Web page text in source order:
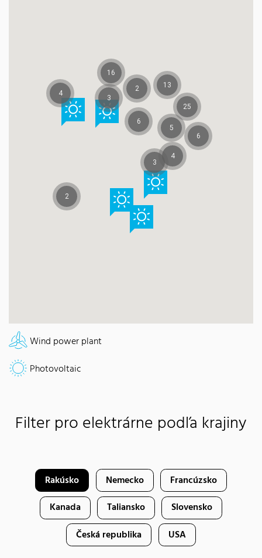
13
25
5
16
6
3
2
6
4
2
4
3
Wind power plant
Photovoltaic
Filter pro elektrárne podľa krajiny
Rakúsko Nemecko
Francúzsko
Kanada
Taliansko
Slovensko
Česká republika
USA